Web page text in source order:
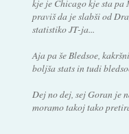
kje je Chicago kje sta pa
praviš da je slabši od
statistiko JT-ja...
Aja pa še Bledsoe,
boljša stats in tudi
Dej no dej, sej Goran je
moramo takoj tako